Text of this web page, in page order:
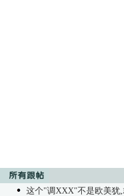
这个"调XXX"不是欧美犹